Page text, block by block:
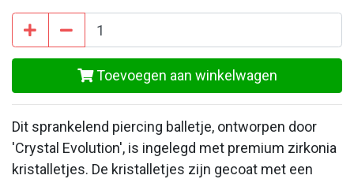
Toevoegen aan winkelwagen
Dit sprankelend piercing balletje, ontworpen door
'Crystal Evolution', is ingelegd met premium zirkonia
kristalletjes. De kristalletjes zijn gecoat met een